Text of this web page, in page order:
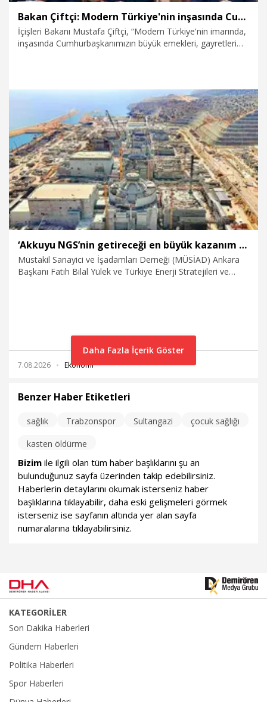
Bakan Çiftçi: Modern Türkiye'nin inşasında Cumhurbaşkanımızın büyük emekleri var
İçişleri Bakanı Mustafa Çiftçi, “Modern Türkiye'nin imarında,
inşasında Cumhurbaşkanımızın büyük emekleri, gayretleri
7.08.2026 Gündem
‘Akkuyu NGS’nin getireceği en büyük kazanım enerji maliyetlerindeki düşüş olacak’
Müstakil Sanayici ve İşadamları Derneği (MÜSİAD) Ankara
Başkanı Fatih Bilal Yülek ve Türkiye Enerji Stratejileri ve
ve nitelikli insan kaynağı açısından stratejik önem taşıdığını
belirtti. MÜSİAD Ankara Başkanı Yülek, “Akkuyu NGS’nin
getireceği en büyük kazanım enerji maliyetlerindeki düşüş
7.08.2026 Ekonomi
Daha Fazla İçerik Göster
Benzer Haber Etiketleri
sağlık Trabzonspor Sultangazi
çocuk sağlığı
kasten öldürme
Bizim ile ilgili olan tüm haber başlıklarını şu an
bulunduğunuz sayfa üzerinden takip edebilirsiniz.
Haberlerin detaylarını okumak isterseniz haber
başlıklarına tıklayabilir, daha eski gelişmeleri görmek
isterseniz ise sayfanın altında yer alan sayfa
numaralarına tıklayabilirsiniz.
KATEGORİLER
Son Dakika Haberleri
Gündem Haberleri
Politika Haberleri
Spor Haberleri